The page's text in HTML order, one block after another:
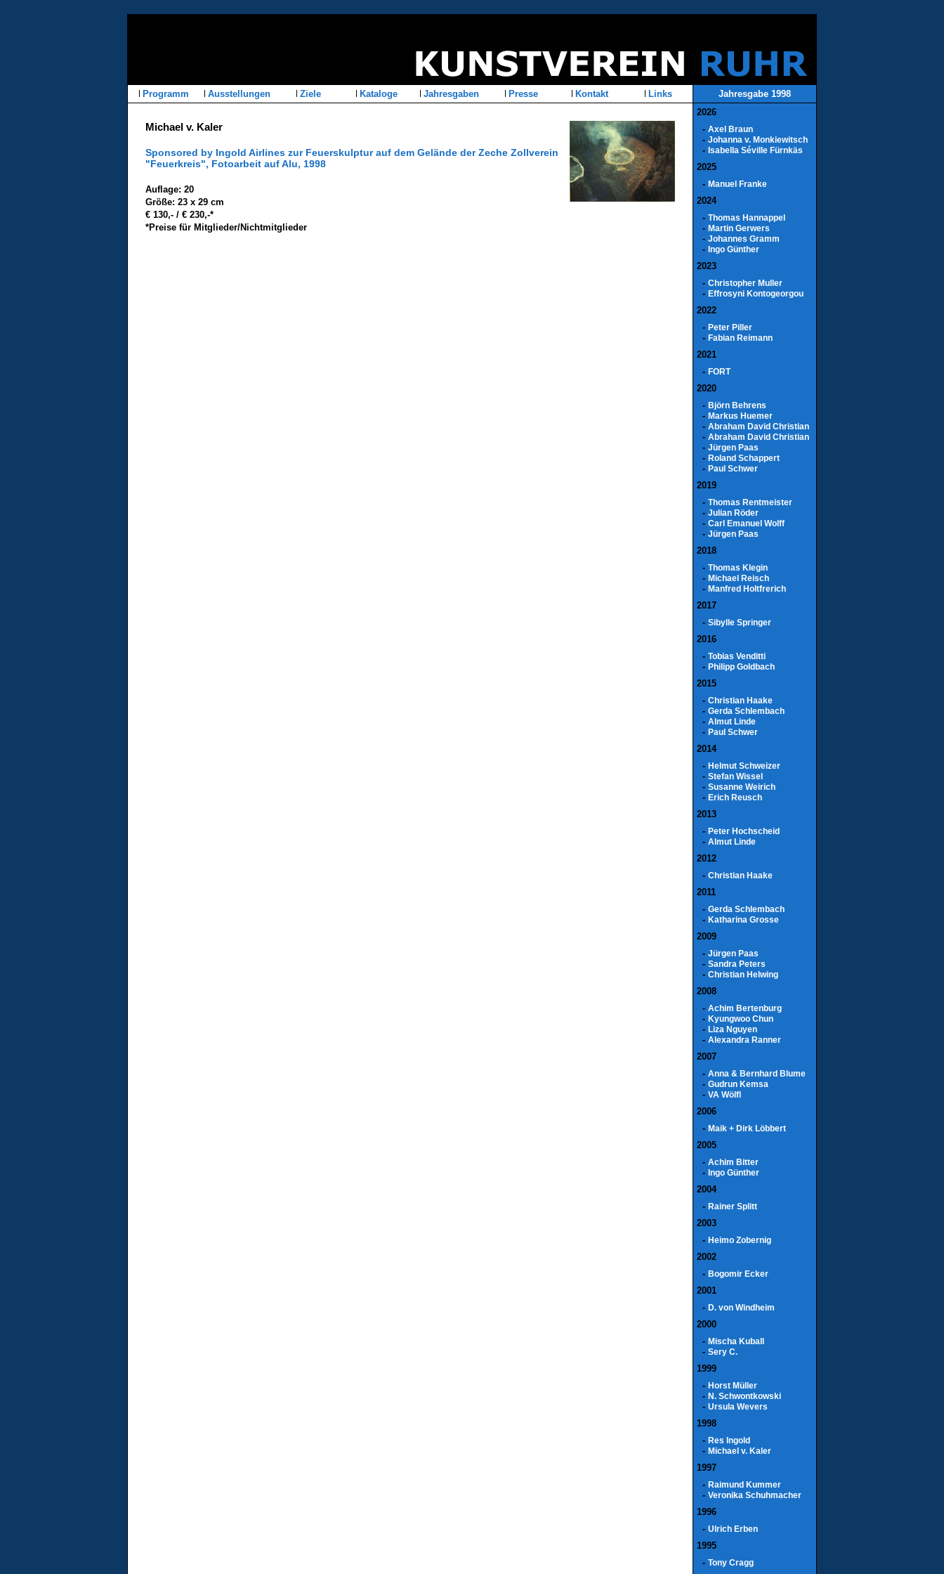
Programm Ausstellungen Ziele Kataloge Jahresgaben Presse Kontakt Links
Michael v. Kaler
Sponsored by Ingold Airlines zur Feuerskulptur auf dem Gelände der Zeche Zollverein
"Feuerkreis", Fotoarbeit auf Alu, 1998
Auflage: 20
Größe: 23 x 29 cm
€ 130,- / € 230,-*
*Preise für Mitglieder/Nichtmitglieder
Jahresgabe 1998
2026
- Axel Braun
- Johanna v. Monkiewitsch
- Isabella Séville Fürnkäs
2025
- Manuel Franke
2024
- Thomas Hannappel
- Martin Gerwers
- Johannes Gramm
- Ingo Günther
2023
- Christopher Muller
- Effrosyni Kontogeorgou
2022
- Peter Piller
- Fabian Reimann
2021
- FORT
2020
- Björn Behrens
- Markus Huemer
- Abraham David Christian
- Abraham David Christian
- Jürgen Paas
- Roland Schappert
- Paul Schwer
2019
- Thomas Rentmeister
- Julian Röder
- Carl Emanuel Wolff
- Jürgen Paas
2018
- Thomas Klegin
- Michael Reisch
- Manfred Holtfrerich
2017
- Sibylle Springer
2016
- Tobias Venditti
- Philipp Goldbach
2015
- Christian Haake
- Gerda Schlembach
- Almut Linde
- Paul Schwer
2014
- Helmut Schweizer
- Stefan Wissel
- Susanne Weirich
- Erich Reusch
2013
- Peter Hochscheid
- Almut Linde
2012
- Christian Haake
2011
- Gerda Schlembach
- Katharina Grosse
2009
- Jürgen Paas
- Sandra Peters
- Christian Helwing
2008
- Achim Bertenburg
- Kyungwoo Chun
- Liza Nguyen
- Alexandra Ranner
2007
- Anna & Bernhard Blume
- Gudrun Kemsa
- VA Wölfl
2006
- Maik + Dirk Löbbert
2005
- Achim Bitter
- Ingo Günther
2004
- Rainer Splitt
2003
- Heimo Zobernig
2002
- Bogomir Ecker
2001
- D. von Windheim
2000
- Mischa Kuball
- Sery C.
1999
- Horst Müller
- N. Schwontkowski
- Ursula Wevers
1998
- Res Ingold
- Michael v. Kaler
1997
- Raimund Kummer
- Veronika Schuhmacher
1996
- Ulrich Erben
1995
- Tony Cragg